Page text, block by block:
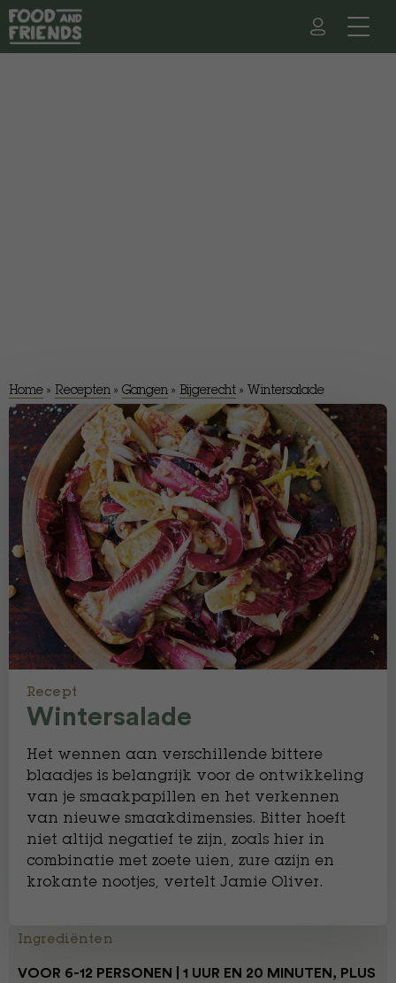
Home » Recepten » Gangen » Bijgerecht » Wintersalade
Recept
Wintersalade
Het wennen aan verschillende bittere
blaadjes is belangrijk voor de ontwikkeling
van je smaakpapillen en het verkennen
van nieuwe smaakdimensies. Bitter hoeft
niet altijd negatief te zijn, zoals hier in
combinatie met zoete uien, zure azijn en
krokante nootjes, vertelt Jamie Oliver.
Ingrediënten
VOOR 6-12 PERSONEN | 1 UUR EN 20 MINUTEN, PLUS